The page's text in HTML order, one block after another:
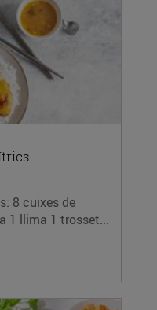
8 cuixes de
1 llima 1 trosset...